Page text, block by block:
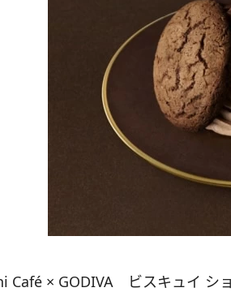
Café × GODIVA ビスキュイ シ